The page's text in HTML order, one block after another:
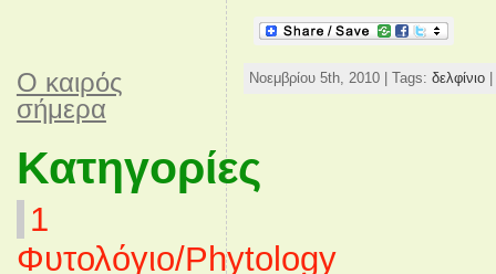
O καιρός
σήμερα
Κατηγορίες
1
Φυτολόγιο/Phytology
Νοεμβρίου 5th, 2010 | Tags: δελφίνιο|